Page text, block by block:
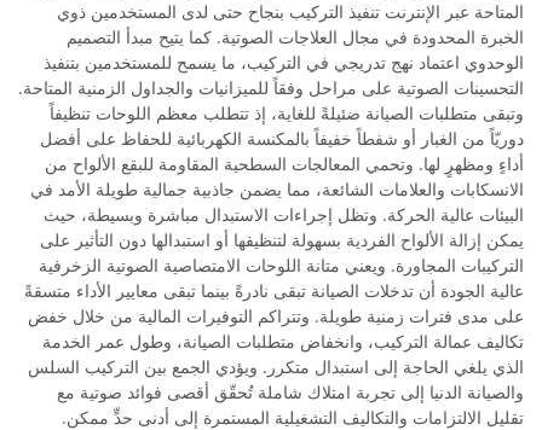
المتاحة عبر الإنترنت تنفيذ التركيب بنجاح حتى لدى المستخدمين ذوي
الخبرة المحدودة في مجال العلاجات الصوتية. كما يتيح مبدأ التصميم
الوحدوي اعتماد نهج تدريجي في التركيب، ما يسمح للمستخدمين بتنفيذ
التحسينات الصوتية على مراحل وفقاً للميزانيات والجداول الزمنية المتاحة.
وتبقى متطلبات الصيانة ضئيلةً للغاية، إذ تتطلب معظم اللوحات تنظيفاً
دوريّاً من الغبار أو شفطاً خفيفاً بالمكنسة الكهربائية للحفاظ على أفضل
أداءٍ ومظهرٍ لها. وتحمي المعالجات السطحية المقاومة للبقع الألواح من
الانسكابات والعلامات الشائعة، مما يضمن جاذبية جمالية طويلة الأمد في
البيئات عالية الحركة. وتظل إجراءات الاستبدال مباشرة وبسيطة، حيث
يمكن إزالة الألواح الفردية بسهولة لتنظيفها أو استبدالها دون التأثير على
التركيبات المجاورة. ويعني متانة اللوحات الامتصاصية الصوتية الزخرفية
عالية الجودة أن تدخلات الصيانة تبقى نادرةً بينما تبقى معايير الأداء متسقةً
على مدى فترات زمنية طويلة. وتتراكم التوفيرات المالية من خلال خفض
تكاليف عمالة التركيب، وانخفاض متطلبات الصيانة، وطول عمر الخدمة
الذي يلغي الحاجة إلى استبدال متكرر. ويؤدي الجمع بين التركيب السلس
والصيانة الدنيا إلى تجربة امتلاك شاملة تُحقّق أقصى فوائد صوتية مع
تقليل الالتزامات والتكاليف التشغيلية المستمرة إلى أدنى حدٍّ ممكن.